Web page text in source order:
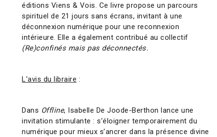
éditions Viens & Vois. Ce livre propose un parcours
spirituel de 21 jours sans écrans, invitant à une
déconnexion numérique pour une reconnexion
intérieure. Elle a également contribué au collectif
(Re)confinés mais pas déconnectés.
L'avis du libraire :
Dans Offline, Isabelle De Joode-Berthon lance une
invitation stimulante : s’éloigner temporairement du
numérique pour mieux s’ancrer dans la présence divine